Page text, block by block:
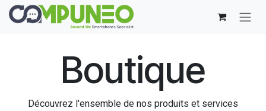
Se rendre au contenu
Boutique
Découvrez l'ensemble de nos produits et services